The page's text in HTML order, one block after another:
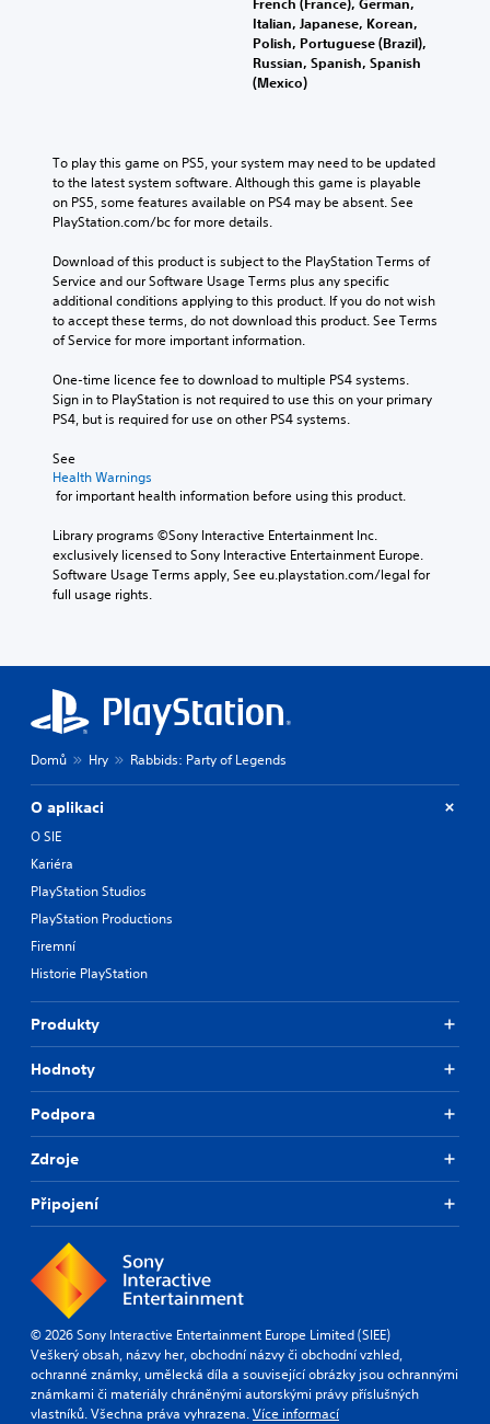
Italian, Japanese, Korean,
Polish, Portuguese (Brazil),
Russian, Spanish, Spanish
(Mexico)
To play this game on PS5, your system may need to be updated
to the latest system software. Although this game is playable
on PS5, some features available on PS4 may be absent. See
PlayStation.com/bc for more details.
Download of this product is subject to the PlayStation Terms of
Service and our Software Usage Terms plus any specific
additional conditions applying to this product. If you do not wish
to accept these terms, do not download this product. See Terms
of Service for more important information.
One-time licence fee to download to multiple PS4 systems.
Sign in to PlayStation is not required to use this on your primary
PS4, but is required for use on other PS4 systems.
See
Health Warnings
for important health information before using this product.
Library programs ©Sony Interactive Entertainment Inc.
exclusively licensed to Sony Interactive Entertainment Europe.
Software Usage Terms apply, See eu.playstation.com/legal for
full usage rights.
Domů Hry Rabbids: Party of Legends
O aplikaci
O SIE
Kariéra
PlayStation Studios
PlayStation Productions
Firemní
Historie PlayStation
Produkty
Hodnoty
Podpora
Zdroje
Připojení
© 2026 Sony Interactive Entertainment Europe Limited (SIEE)
Veškerý obsah, názvy her, obchodní názvy či obchodní vzhled,
ochranné známky, umělecká díla a související obrázky jsou ochrannými
známkami či materiály chráněnými autorskými právy příslušných
vlastníků. Všechna práva vyhrazena.Více informací